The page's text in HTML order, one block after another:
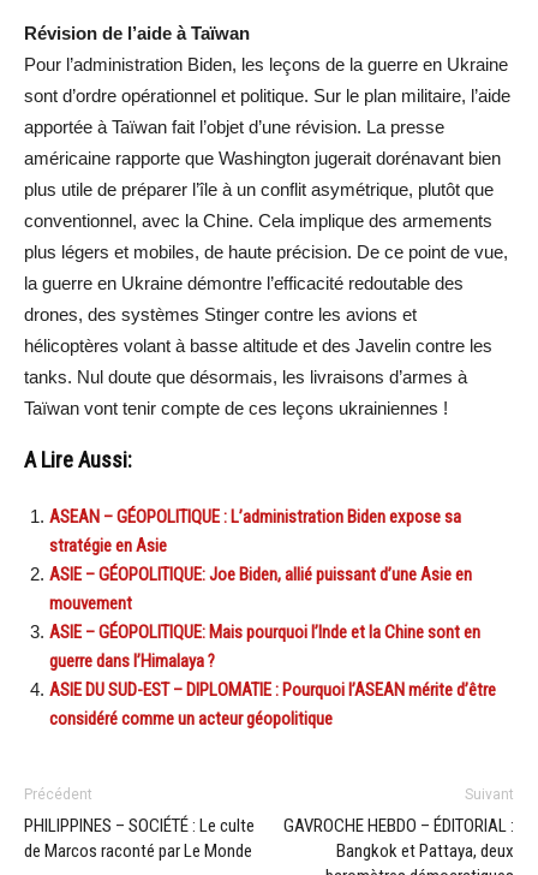
Révision de l’aide à Taïwan
Pour l’administration Biden, les leçons de la guerre en Ukraine
sont d’ordre opérationnel et politique. Sur le plan militaire, l’aide
apportée à Taïwan fait l’objet d’une révision. La presse
américaine rapporte que Washington jugerait dorénavant bien
plus utile de préparer l’île à un conflit asymétrique, plutôt que
conventionnel, avec la Chine. Cela implique des armements
plus légers et mobiles, de haute précision. De ce point de vue,
la guerre en Ukraine démontre l’efficacité redoutable des
drones, des systèmes Stinger contre les avions et
hélicoptères volant à basse altitude et des Javelin contre les
tanks. Nul doute que désormais, les livraisons d’armes à
Taïwan vont tenir compte de ces leçons ukrainiennes !
A Lire Aussi:
ASEAN – GÉOPOLITIQUE : L’administration Biden expose sa
stratégie en Asie
ASIE – GÉOPOLITIQUE: Joe Biden, allié puissant d’une Asie en
mouvement
ASIE – GÉOPOLITIQUE: Mais pourquoi l’Inde et la Chine sont en
guerre dans l’Himalaya ?
ASIE DU SUD-EST – DIPLOMATIE : Pourquoi l’ASEAN mérite d’être
considéré comme un acteur géopolitique
Précédent
PHILIPPINES – SOCIÉTÉ : Le culte
de Marcos raconté par Le Monde
Suivant
GAVROCHE HEBDO – ÉDITORIAL :
Bangkok et Pattaya, deux